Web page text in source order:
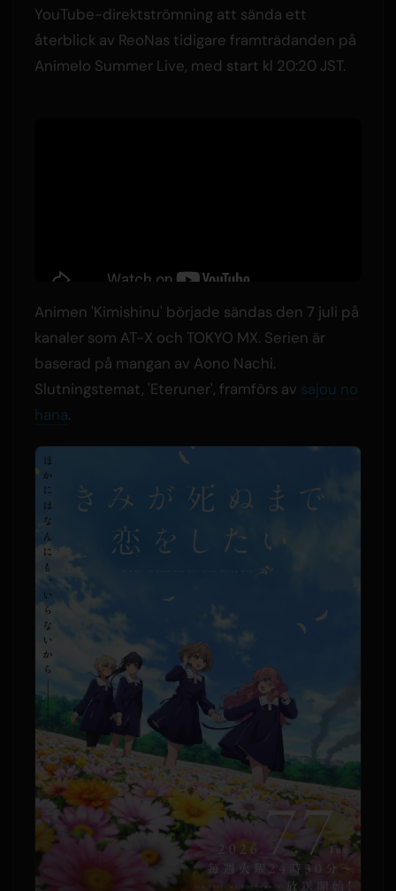
YouTube-direktströmning att sända ett
återblick av ReoNas tidigare framträdanden på
Animelo Summer Live, med start kl 20:20 JST.
Animen 'Kimishinu' började sändas den 7 juli på
kanaler som AT-X och TOKYO MX. Serien är
baserad på mangan av Aono Nachi.
Slutningstemat, 'Eteruner', framförs av sajou no
hana.